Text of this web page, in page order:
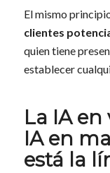
El mismo
clientes
quien tiene
establecer
La IA
IA en
está la